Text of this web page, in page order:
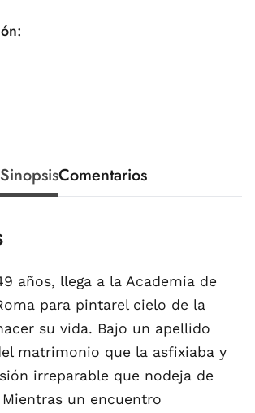
SinopsisComentarios
años, llega a la Academia de
para pintarel cielo de la
su vida. Bajo un apellido
matrimonio que la asfixiaba y
irreparable que nodeja de
un encuentro